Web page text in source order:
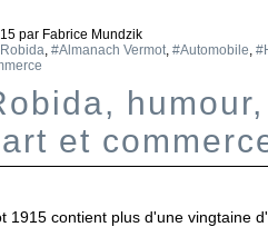
par Fabrice Mundzik
, #Almanach Vermot, #Automobile,
et
1915 contient plus d'une vingtaine